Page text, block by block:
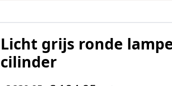
Licht grijs ronde
cilinder